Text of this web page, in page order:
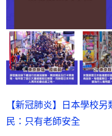
【新冠肺炎】日本學校
民：只有老師安全